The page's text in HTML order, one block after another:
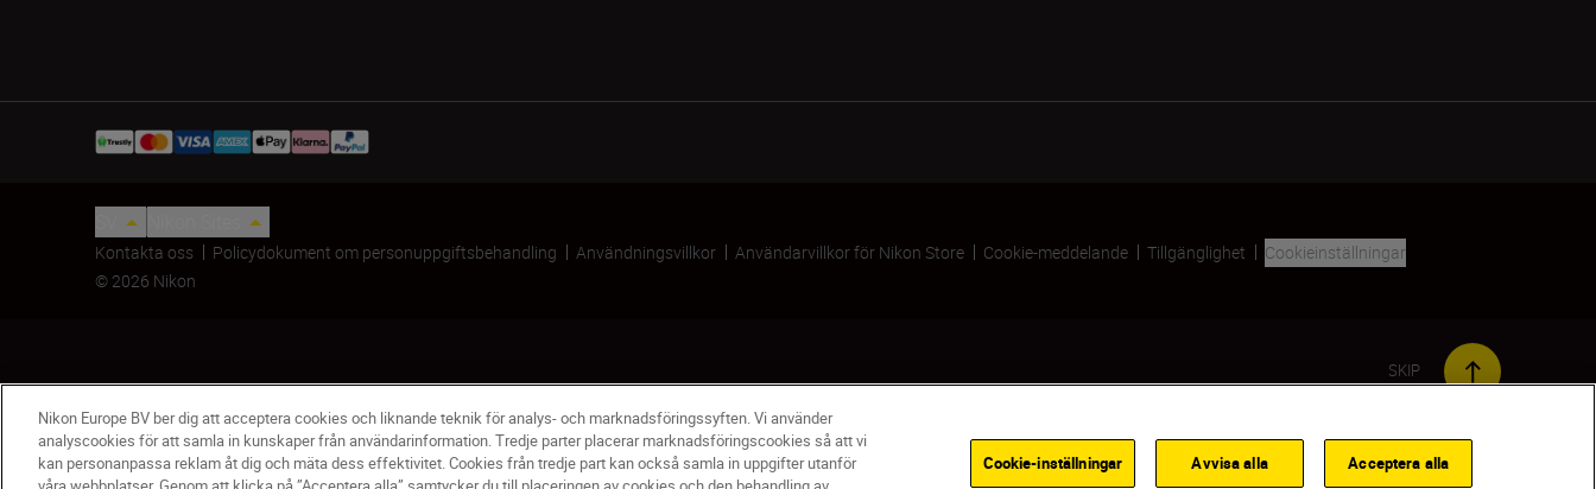
Objektivväska CL-1434 MEDDELA MIG NÄR DEN FINNS I LAGER
Kontakta oss Policydokument om personuppgiftsbehandling Användningsvillkor Användarvillkor för Nikon Store Cookie-meddelande Tillgänglighet
Cookieinställningar
© 2026 Nikon
SKIP
Nikon Europe BV ber dig att acceptera cookies och liknande teknik för analys- och marknadsföringssyften. Vi använder
analyscookies för att samla in kunskaper från användarinformation. Tredje parter placerar marknadsföringscookies så att vi
kan personanpassa reklam åt dig och mäta dess effektivitet. Cookies från tredje part kan också samla in uppgifter utanför
Cookie-inställningar Avvisa alla Acceptera alla